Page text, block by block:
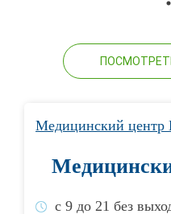
Медицинский центр
с 9 до 21 без